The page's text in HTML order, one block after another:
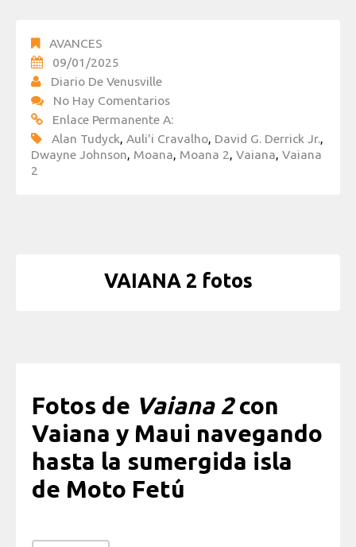
AVANCES
09/01/2025
Diario De Venusville
No Hay Comentarios
Enlace Permanente A:
Alan Tudyck, Auli'i Cravalho, David G. Derrick Jr.,
Dwayne Johnson, Moana, Moana 2, Vaiana, Vaiana
2
VAIANA 2 fotos
Fotos de Vaiana 2con
Vaiana y Maui navegando
hasta la sumergida isla
de Moto Fetú